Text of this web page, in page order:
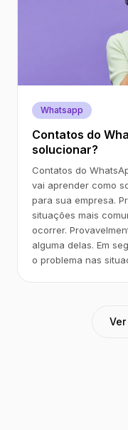
Whatsapp
Contatos do
solucionar?
Contatos do
vai aprender como
para sua empresa.
situações mais
ocorrer.
alguma delas. Em
o problema nas